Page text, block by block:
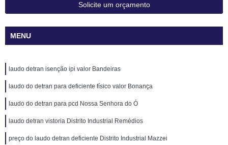
Solicite um orçamento
MENU
laudo detran isenção ipi valor Bandeiras
laudo do detran para deficiente físico valor Bonança
laudo do detran para pcd Nossa Senhora do Ó
laudo detran vistoria Distrito Industrial Remédios
preço do laudo detran deficiente Distrito Industrial Mazzei